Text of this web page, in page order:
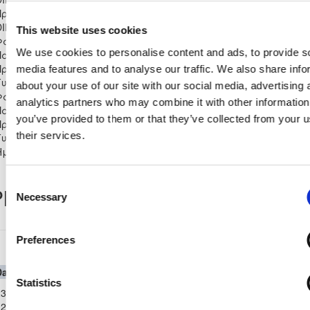
This website uses cookies
We use cookies to personalise content and ads, to provide
media features and to analyse our traffic. We also share
about your use of our site with our social media, advertising
analytics partners who may combine it with other
you’ve provided to them or that they’ve collected from your
their services.
Selection
Necessary
Preferences
Statistics
Γυναικών
2020/21 - Β΄
Β΄ Όμιλος
2 2
Κυπέλλου
2020/21 - Α΄
0 0 0 0 0 0 0
Κυπέλλου
2020/21 -
Φάση
Record
Πρωτάθλημα